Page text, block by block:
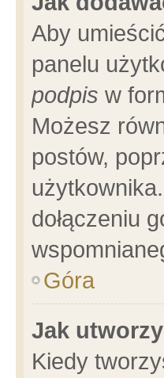
Aby
panelu
podpis w
Możesz
postów,
dołączeniu
Góra
Jak
Kiedy